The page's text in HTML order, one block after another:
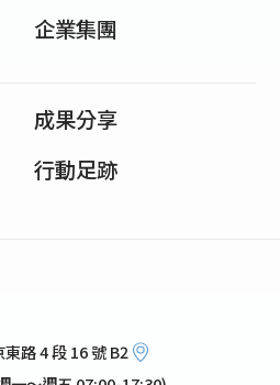
企業集團
成果分享
行動足跡
路 4 段 16 號 B2